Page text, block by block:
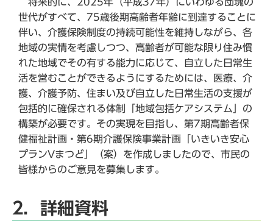
世代がすべて、75歳後期高齢者年齢に到達することに
伴い、介護保険制度の持続可能性を維持しながら、各
地域の実情を考慮しつつ、高齢者が可能な限り住み慣
れた地域でその有する能力に応じて、自立した日常生
活を営むことができるようにするためには、医療、介
護、介護予防、住まい及び自立した日常生活の支援が
包括的に確保される体制「地域包括ケアシステム」の
構築が必要です。その実現を目指し、第7期高齢者保
健福祉計画・第6期介護保険事業計画「いきいき安心
プランVまつど」（案）を作成しましたので、市民の
皆様からのご意見を募集します。
2．詳細資料